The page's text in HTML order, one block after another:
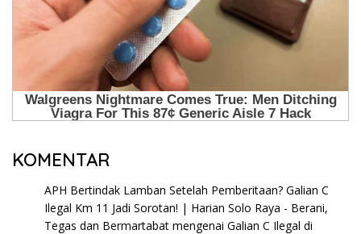
KOMENTAR
APH Bertindak Lamban Setelah Pemberitaan? Galian C
Ilegal Km 11 Jadi Sorotan! | Harian Solo Raya - Berani,
Tegas dan Bermartabat mengenai Galian C Ilegal di